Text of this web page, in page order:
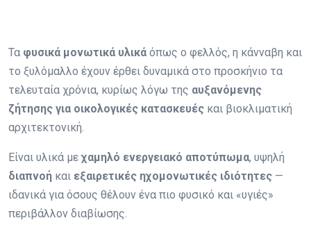
Τα φυσικά μονωτικά υλικά όπως ο φελλός, η κάνναβη και
το ξυλόμαλλο έχουν έρθει δυναμικά στο προσκήνιο τα
τελευταία χρόνια, κυρίως λόγω της αυξανόμενης
ζήτησης για οικολογικές κατασκευές και βιοκλιματική
αρχιτεκτονική.
Είναι υλικά μεχαμηλό ενεργειακό αποτύπωμα, υψηλή
διαπνοή και εξαιρετικές ηχομονωτικές ιδιότητες —
ιδανικά για όσους θέλουν ένα πιο φυσικό και «υγιές»
περιβάλλον διαβίωσης.